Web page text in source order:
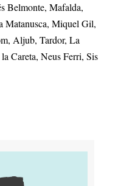
Belmonte, Mafalda,
Matanusca, Miquel Gil,
Aljub, Tardor, La
Careta, Neus Ferri, Sis